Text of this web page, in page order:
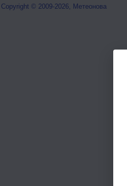
Copyright © 2009-2026, Метеонова